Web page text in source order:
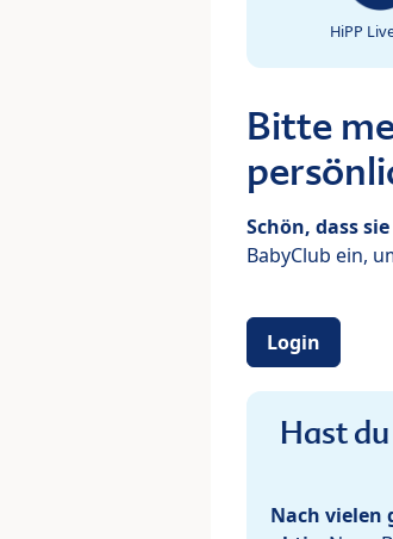
HiPP
Bitte
Schön, dass
BabyClub ein,
Login
Hast
Nach vielen